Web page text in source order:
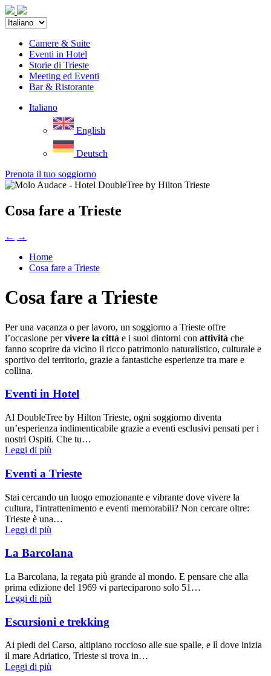
Camere & Suite
Eventi in Hotel
Storie di Trieste
Meeting ed Eventi
Bar & Ristorante
Italiano
English
Deutsch
Prenota il tuo soggiorno
Cosa fare a Trieste
← →
Home
Cosa fare a Trieste
Cosa fare a Trieste
Per una vacanza o per lavoro, un soggiorno a Trieste offre
l’occasione pervivere la città e i suoi dintorni con attività che
fanno scoprire da vicino il ricco patrimonio naturalistico, culturale e
sportivo del territorio, grazie a fantastiche esperienze tra mare e
collina.
Eventi in Hotel
Al DoubleTree by Hilton Trieste, ogni soggiorno diventa
un’esperienza indimenticabile grazie a eventi esclusivi pensati per i
nostri Ospiti. Che tu…
Leggi di più
Eventi a Trieste
Stai cercando un luogo emozionante e vibrante dove vivere la
cultura, l'intrattenimento e eventi memorabili? Non cercare oltre:
Trieste è una…
Leggi di più
La Barcolana
La Barcolana, la regata più grande al mondo. E pensare che alla
prima edizione del 1969 vi parteciparono solo 51…
Leggi di più
Escursioni e trekking
Ai piedi del Carso, altipiano roccioso alle sue spalle, e lì dove inizia
il mare Adriatico, Trieste si trova in…
Leggi di più